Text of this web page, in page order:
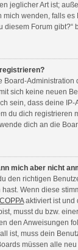
jeglicher Art ist;
mich wenden, falls
diesem Forum gibt?“
Board-
sich keine neuen
sein, dass deine
du dich registrieren
dich an die
mich aber nicht
den richtigen
Wenn diese
COPPAaktiviert ist und
musst du bzw.
den Anweisungen
ist, muss dein
müssen alle